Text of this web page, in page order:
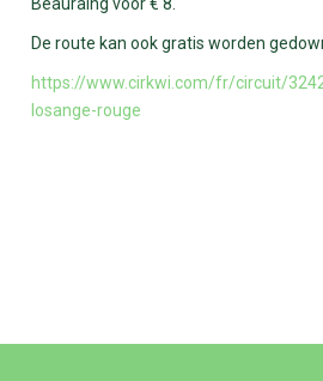
Beauraing voor € 8.
De route kan ook gratis worden
https://www.cirkwi.com/fr/circuit/
losange-rouge